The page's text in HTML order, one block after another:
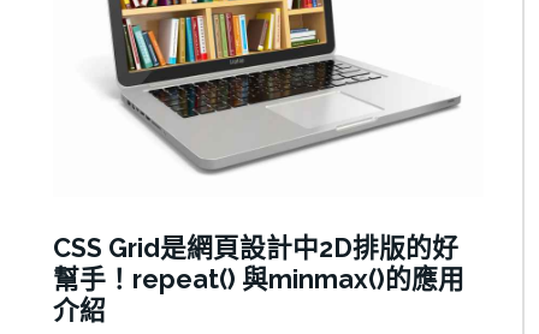
CSS Grid是網頁設計中2D排版的好
幫手！repeat() 與minmax()的應用
介紹